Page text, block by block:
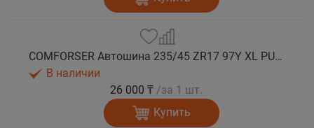
COMFORSER Автошина 235/45 ZR17 97Y XL PURESPEED лето
В наличии
26 000 ₸ /за 1 шт.
Купить